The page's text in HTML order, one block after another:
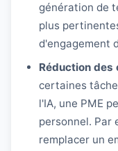
génération de
plus
d'engagement
Réduction des
certaines
l'IA, une PME
personnel. Par
remplacer un